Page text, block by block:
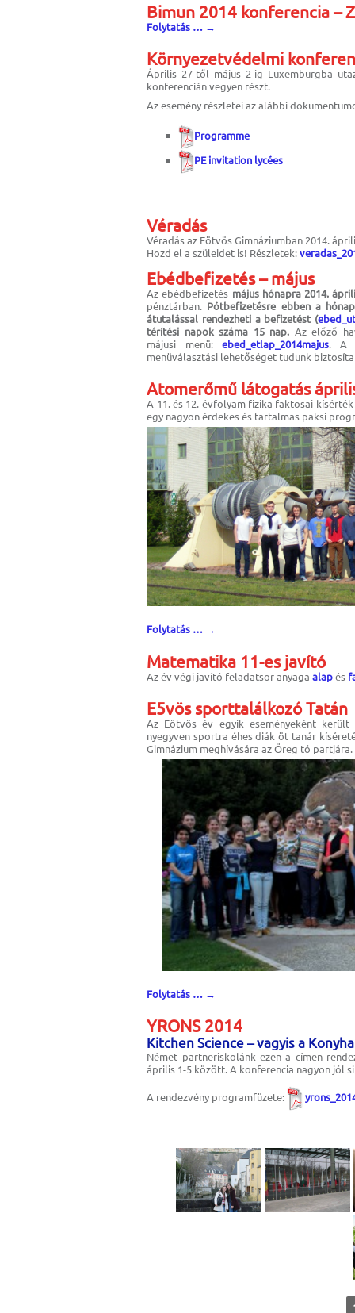
Bimun 2014 konferencia –
Folytatás … →
Környezetvédelmi
Április 27-től május 2-ig Luxemburgba
konferencián vegyen részt.
Az esemény részletei az alábbi
Programme
PE invitation lycées
Véradás
Véradás az Eötvös Gimnáziumban 2014.
Hozd el a szüleidet is! Részletek:
Ebédbefizetés – május
Az ebédbefizetés május hónapra 2014.
pénztárban. Pótbefizetésre ebben a
átutalással rendezheti a befizetést (
térítési napok száma 15 nap. Az előző
májusi menü: ebed_etlap_2014majus. A
menüválasztási lehetőséget tudunk
Atomerőmű látogatás
A 11. és 12. évfolyam fizika faktosai
egy nagyon érdekes és tartalmas paksi
Folytatás … →
Matematika 11-es javító
Az év végi javító feladatsor anyagaalapés
E5vös sporttalálkozó Tatán
Az Eötvös év egyik eseményeként
nyegyven sportra éhes diák öt tanár
Gimnázium meghívására az Öreg tó partjára.
Folytatás … →
YRONS 2014
Kitchen Science – vagyis a
Német partneriskolánk ezen a címen
április 1-5 között. A konferencia nagyon jól
A rendezvény programfüzete: